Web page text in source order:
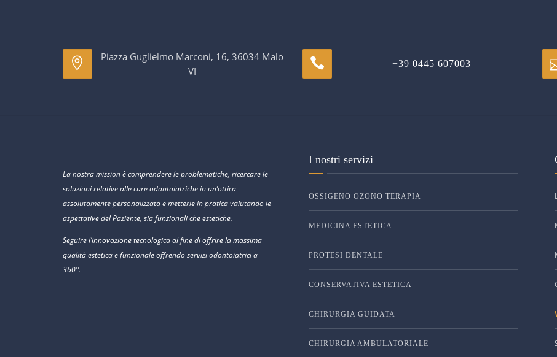
Piazza Guglielmo Marconi, 16, 36034 Malo
VI
+39 0445 607003
La nostra mission è comprendere le problematiche, ricercare le
soluzioni relative alle cure odontoiatriche in un’ottica
assolutamente personalizzata e metterle in pratica valutando le
aspettative del Paziente, sia funzionali che estetiche.
Seguire l’innovazione tecnologica al fine di offrire la massima
qualità estetica e funzionale offrendo servizi odontoiatrici a
360°.
I nostri servizi
OSSIGENO OZONO TERAPIA
MEDICINA ESTETICA
PROTESI DENTALE
CONSERVATIVA ESTETICA
CHIRURGIA GUIDATA
CHIRURGIA AMBULATORIALE